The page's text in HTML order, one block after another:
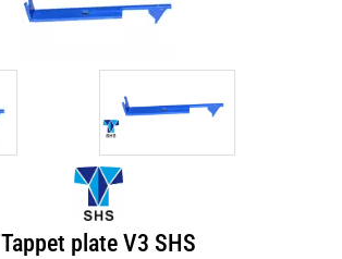
Tappet plate V3 SHS